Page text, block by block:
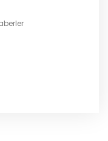
adliyeye sevk
saha dışına